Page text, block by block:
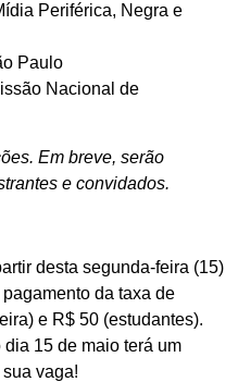
Periférica, Negra e
Paulo
Nacional de
Em breve, serão
e convidados.
desta segunda-feira (15)
da taxa de
e R$ 50 (estudantes).
15 de maio terá um
vaga!